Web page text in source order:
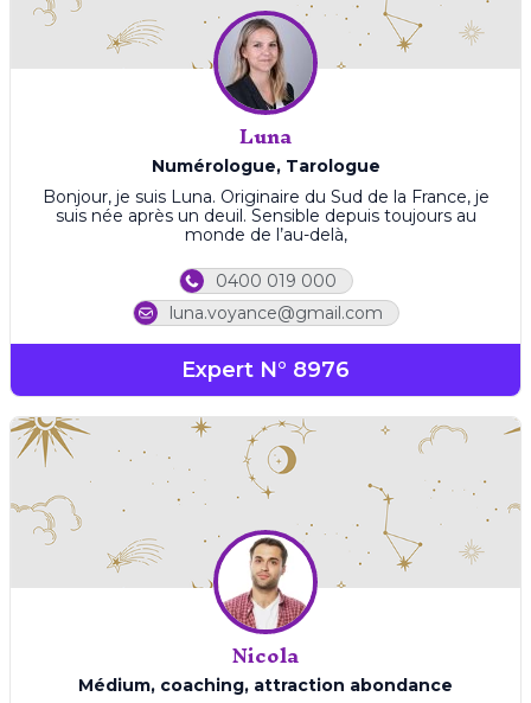
Luna
Numérologue, Tarologue
Bonjour, je suis Luna. Originaire du Sud de la France, je
suis née après un deuil. Sensible depuis toujours au
monde de l’au-delà,
0400 019 000
luna.voyance@gmail.com
Expert N° 8976
Nicola
Médium, coaching, attraction abondance